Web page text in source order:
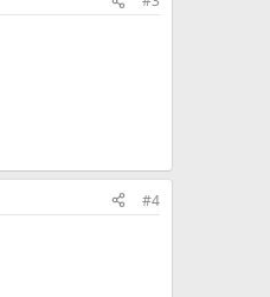
#4